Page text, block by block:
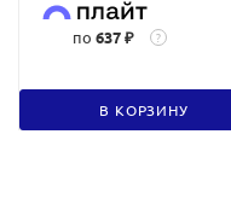
по 637 ₽ ?
В КОРЗИНУ